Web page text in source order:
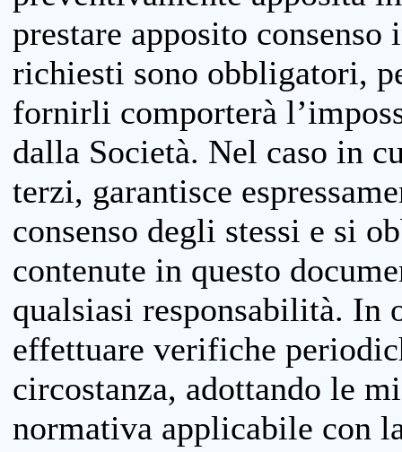
prestare apposito
richiesti sono obbligatori,
fornirli comporterà
dalla Società. Nel caso in
terzi, garantisce
consenso degli stessi e si
contenute in questo
qualsiasi responsabilità. In
effettuare verifiche
circostanza, adottando le
normativa applicabile con